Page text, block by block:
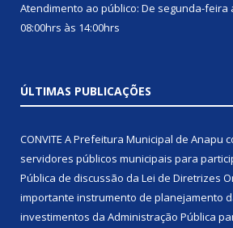
Atendimento ao público: De segunda-feira
08:00hrs às 14:00hrs
ÚLTIMAS PUBLICAÇÕES
CONVITE A Prefeitura Municipal de Anapu
servidores públicos municipais para
Pública de discussão da Lei de Diretrizes
importante instrumento de planejamento
investimentos da Administração Pública